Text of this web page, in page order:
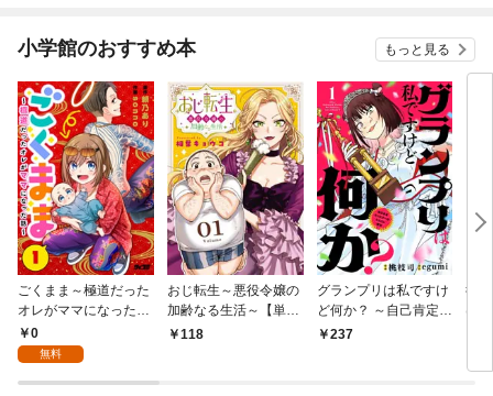
小学館のおすすめ本 もっと見る
ごくまま～極道だった
オレがママになった話
～【単話】（１）
0
無料
おじ転生～悪役令嬢の
加齢なる生活～【単
話】（１）
118
グランプリは私ですけ
ど何か？ ～自己肯定モ
ンスターのミスコン無
237
後
は